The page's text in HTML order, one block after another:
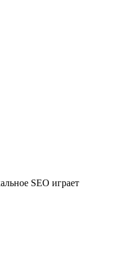
SEO играет